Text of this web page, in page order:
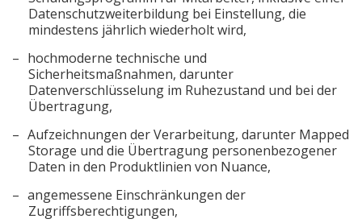
Datenschutzweiterbildung bei Einstellung, die
mindestens jährlich wiederholt wird,
hochmoderne technische und
Sicherheitsmaßnahmen, darunter
Datenverschlüsselung im Ruhezustand und bei der
Übertragung,
Aufzeichnungen der Verarbeitung, darunter Mapped
Storage und die Übertragung personenbezogener
Daten in den Produktlinien von Nuance,
angemessene Einschränkungen der
Zugriffsberechtigungen,